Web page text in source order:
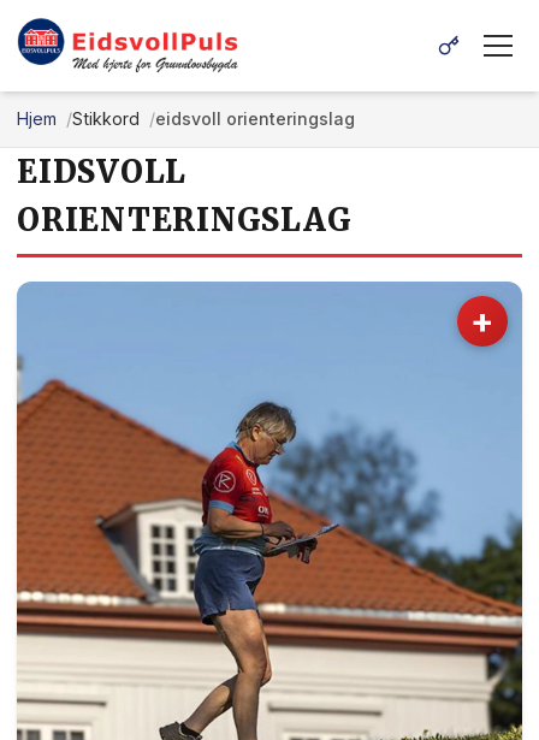
Hjem Stikkord eidsvoll orienteringslag
EIDSVOLL
ORIENTERINGSLAG
+